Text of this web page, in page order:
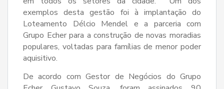
exemplos desta gestão foi à implantação do
Loteamento Délcio Mendel e a parceria com
Grupo Echer para a construção de novas moradias
populares, voltadas para famílias de menor poder
aquisitivo.
De acordo com Gestor de Negócios do Grupo